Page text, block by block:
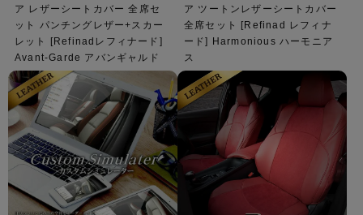
ア レザーシートカバー 全席セ
ット パンチングレザー+スカー
レット [Refinadレフィナード]
Avant-Garde アバンギャルド
ア ツートンレザーシートカバー
全席セット [Refinad レフィナ
ード] Harmonious ハーモニア
ス